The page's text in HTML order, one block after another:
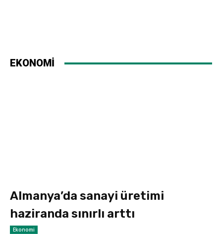
EKONOMİ
Almanya’da sanayi üretimi
haziranda sınırlı arttı
Ekonomi